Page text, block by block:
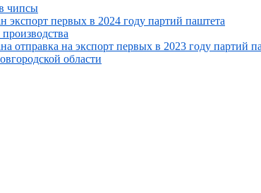
чипсы
экспорт первых в 2024 году партий паштета
отправка на экспорт первых в 2023 году партий
области